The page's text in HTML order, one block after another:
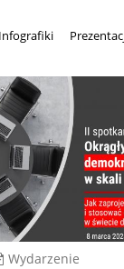
Infografiki
Wydarzenie